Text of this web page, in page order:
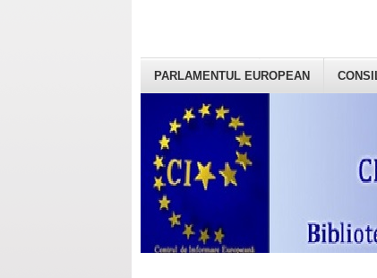
PARLAMENTUL EUROPEAN